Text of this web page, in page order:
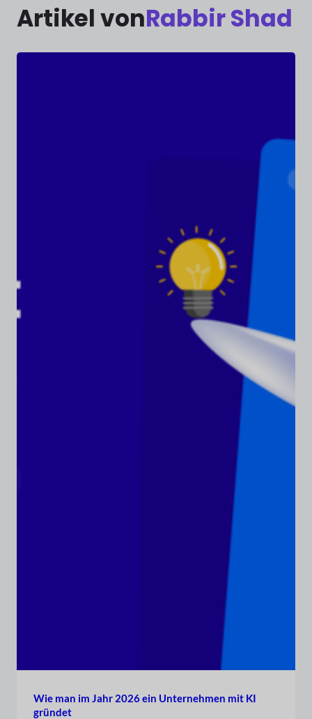
Artikel vonRabbir Shad
Wie man im Jahr 2026 ein Unternehmen mit KI
gründet